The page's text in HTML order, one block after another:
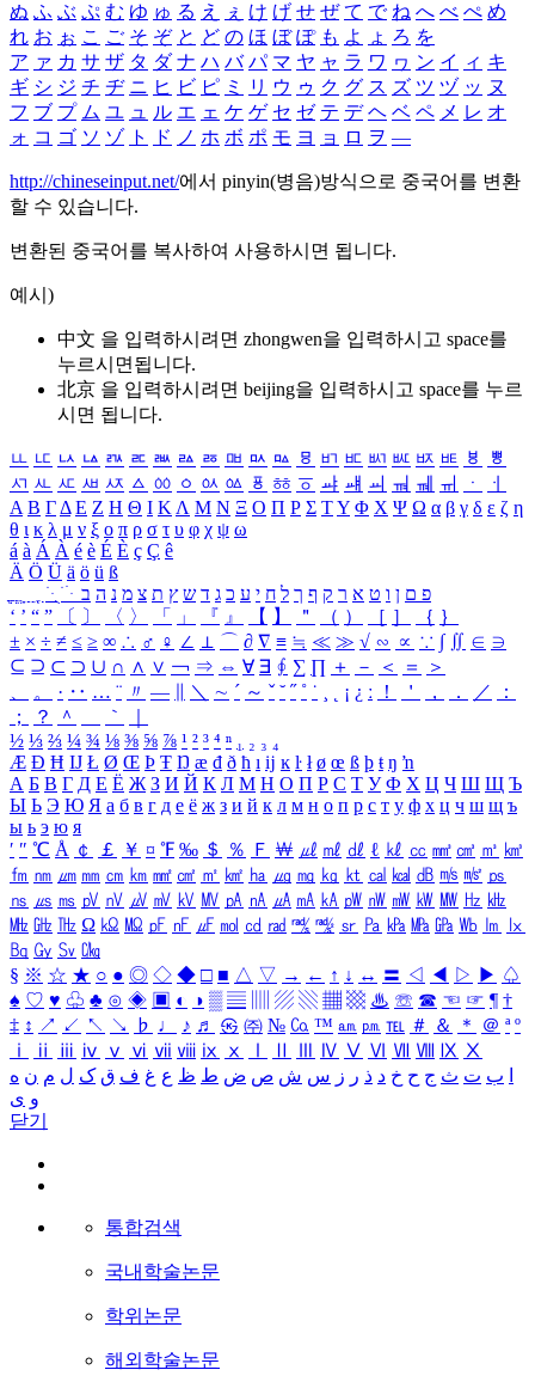
ぬ ふ ぶ ぷ む ゆ ゅ る え ぇ け げ せ ぜ て で ね へ べ ぺ め
れ お ぉ こ ご そ ぞ と ど の ほ ぼ ぽ も よ ょ ろ を
ア ァ カ サ ザ タ ダ ナ ハ バ パ マ ヤ ャ ラ ワ ヮ ン イ ィ キ
ギ シ ジ チ ヂ ニ ヒ ビ ピ ミ リ ウ ゥ ク グ ス ズ ツ ヅ ッ ヌ
フ ブ プ ム ユ ュ ル エ ェ ケ ゲ セ ゼ テ デ ヘ ベ ペ メ レ オ
ォ コ ゴ ソ ゾ ト ド ノ ホ ボ ポ モ ヨ ョ ロ ヲ ―
http://chineseinput.net/에서 pinyin(병음)방식으로 중국어를 변환
할 수 있습니다.
변환된 중국어를 복사하여 사용하시면 됩니다.
예시)
中文 을 입력하시려면 zhongwen을 입력하시고 space를
누르시면됩니다.
北京 을 입력하시려면 beijing을 입력하시고 space를 누르
시면 됩니다.
ㅥ ㅦ ㅧ ㅨ ㅩ ㅪ ㅫ ㅬ ㅭ ㅮ ㅯ ㅰ ㅱ ㅲ ㅳ ㅴ ㅵ ㅶ ㅷ ㅸ
ㅹ
ㅺ ㅻ ㅼ ㅽ ㅾ ㅿ ㆀ ㆁ ㆂ ㆃ ㆄ ㆅ ㆆ ㆇ ㆈ ㆉ ㆊ ㆋ ㆌ ㆍ
ㆎ
Α Β ΓΔ Ε Ζ Η Θ Ι ΚΛ Μ Ν Ξ Ο Π Ρ Σ ΤΥ Φ Χ Ψ Ω α β γ δ ε ζ η
θ ι κ λ μ ν ξ ο π ρ σ τ υ φ χ ψ ω
á à Á À é è É È ç Ç ê
Ä Ö Ü ä ö ü ß
ִֶֹ ֻּ ׁׂ פ ם ן ו ט א ר ק ף ך ל ח י ע כ ג ד ש ץ ת צ מ נ ה ב
‘ ’ “ ” 〔 〕 〈 〉 「 」 『 』 【 】 ＂ （ ） ［ ］ ｛ ｝
± × ÷ ≠ ≤ ≥ ∞ ∴ ♂ ♀ ∠ ⊥ ⌒ ∂ ∇ ≡ ≒ ≪ ≫ √ ∽ ∝ ∵ ∫ ∬ ∈ ∋
⊆ ⊇ ⊂ ⊃ ∪ ∩ ∧ ∨ ￢ ⇒ ⇔ ∀ ∃ ∮ ∑ ∏ ＋ － ＜ ＝
＞
、
。 · ‥ … ¨ 〃 ― ＼ ∼ ´ ～ ˇ ˘ ˝ ˚ ˙ ¸ ¡ ¿ ː ！ ＇ ， ． ／
：
；
？ ＾ ｀
½ ⅓ ⅔ ¼ ¾ ⅛ ⅜ ⅝ ⅞ ¹ ² ³ ⁴ ⁿ ₁ ₂ ₃ ₄
Æ Ð Ħ Ĳ Ł Ø Œ Þ Ŧ Ŋ æ đ ð ħ ı ĳ ĸ ŀ ł ø œ ß þ ŧ ŋ ŉ
А Б В Г Д Е Ё Ж З И Й К Л М Н О П Р С Т У Ф Х Ц Ч Ш Щ Ъ
Ы Ь Э Ю Я а б в г д е ё ж з и й к л м н о п р с т у ф х ц ч ш щ ъ
ы ь э ю я
′ ″ ℃ Å ￠ ￡ ￥ ¤ ℉ ‰ ＄ ％ Ｆ ￦ ㎕ ㎖ ㎗ ℓ ㎘ ㏄ ㎣ ㎤ ㎥ ㎦
㎙ ㎚ ㎛ ㎜ ㎝ ㎞ ㎟ ㎠ ㎡ ㎢ ㏊ ㎍ ㎎ ㎏ ㏏ ㎈ ㎉ ㏈ ㎧ ㎨ ㎰
㎱ ㎲ ㎳ ㎴ ㎵ ㎶ ㎷ ㎸ ㎹ ㎀ ㎁ ㎂ ㎃ ㎄ ㎺ ㎻ ㎽ ㎾ ㎿ ㎐ ㎑
㎒ ㎓ ㎔ Ω ㏀ ㏁ ㎊ ㎋ ㎌ ㏖ ㏅ ㎭ ㎮ ㎯ ㏛ ㎩ ㎪ ㎫ ㎬ ㏝ ㏐
㏓
㏃ ㏉ ㏜ ㏆
§ ※ ☆ ★ ○ ● ◎ ◇ ◆ □ ■ △ ▽ → ← ↑ ↓ ↔ 〓 ◁ ◀ ▷ ▶ ♤
♠ ♡ ♥ ♧ ♣ ⊙ ◈ ▣ ◐ ◑ ▒ ▤ ▨ ▧ ▦ ▩ ♨ ☏ ☎ ☜ ☞ ¶ †
‡ ↕ ↗ ↙ ↖ ↘ ♭ ♩ ♪ ♬ ㉿ ㈜ № ㏇ ™ ㏂ ㏘ ℡ ＃ ＆ ＊ ＠ ª º
ⅰ
ⅱ ⅲ ⅳ ⅴ ⅵ ⅶ ⅷ ⅸ ⅹ Ⅳ Ⅴ Ⅵ Ⅶ Ⅷ Ⅸ Ⅹ
ب ت ث ج ح خ د ذ ر ز س ش ص ض ط ظ ع غ ف ق ک ل م ن ه
و ی
닫기
통합검색
국내학술논문
학위논문
해외학술논문